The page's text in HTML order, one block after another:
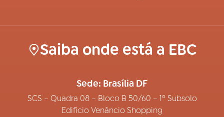
Saiba onde está a EBC
Sede: Brasília DF
SCS – Quadra 08 – Bloco B 50/60 – 1º Subsolo
Edifício Venâncio Shopping